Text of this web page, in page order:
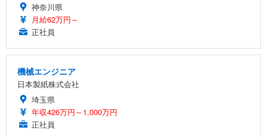
神奈川県
月給62万円～
正社員
機械エンジニア
日本製紙株式会社
埼玉県
年収426万円～1,000万円
正社員